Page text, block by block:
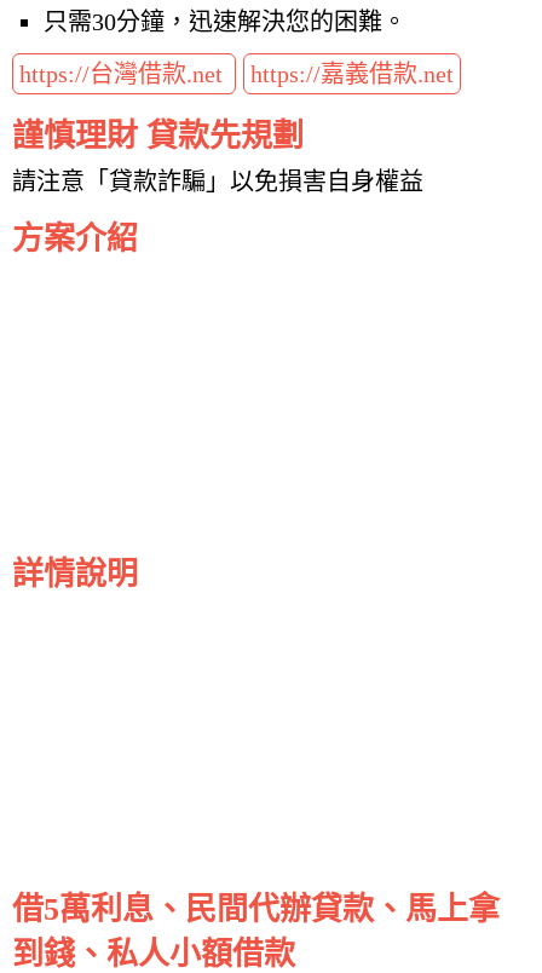
只需30分鐘，迅速解決您的困難。
https://台灣借款.net
https://嘉義借款.net
謹慎理財 貸款先規劃
請注意「貸款詐騙」以免損害自身權益
方案介紹
詳情說明
借5萬利息、民間代辦貸款、馬上拿
到錢、私人小額借款